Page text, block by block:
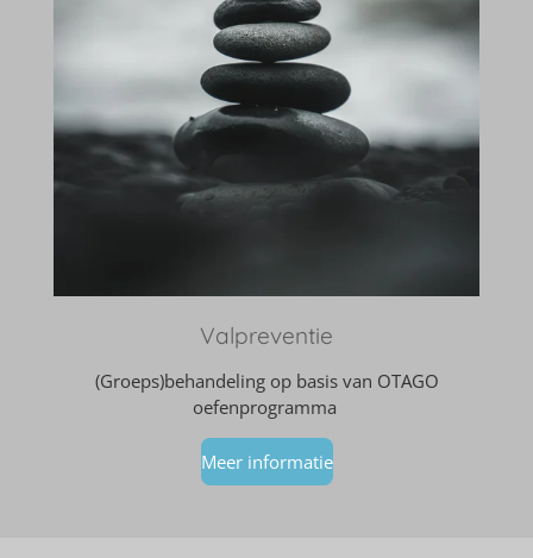
Valpreventie
(Groeps)behandeling op basis van OTAGO
oefenprogramma
Meer informatie